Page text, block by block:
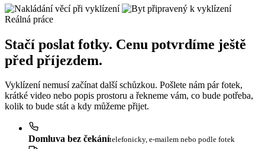
Reálná práce
Stačí poslat fotky. Cenu potvrdíme ještě
před příjezdem.
Vyklízení nemusí začínat další schůzkou. Pošlete nám pár fotek,
krátké video nebo popis prostoru a řekneme vám, co bude potřeba,
kolik to bude stát a kdy můžeme přijet.
Domluva bez čekánítelefonicky, e-mailem nebo podle fotek